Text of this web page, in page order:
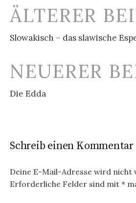
Beitrags-
ÄLTERER
Slowakisch – das slawische
NEUERER
Die Edda
Schreib einen Kommentar
Deine E-Mail-Adresse wird
Erforderliche Felder sind mit *